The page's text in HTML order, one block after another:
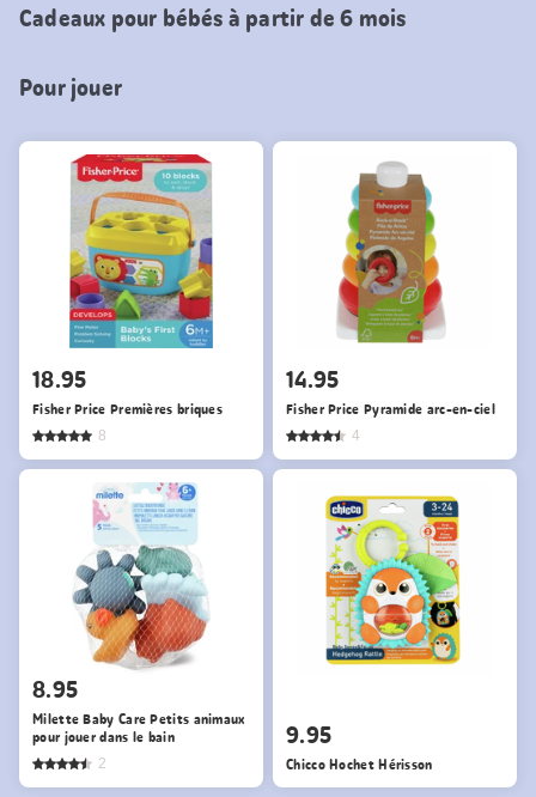
Cadeaux pour bébés à partir de 6 mois
Pour jouer
18.95
Fisher Price Premières briques
8
14.95
Fisher Price Pyramide arc-en-ciel
4
8.95
Milette Baby Care Petits animaux
pour jouer dans le bain
2
9.95
Chicco Hochet Hérisson